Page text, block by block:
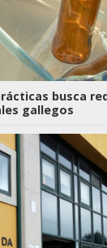
busca
gallegos